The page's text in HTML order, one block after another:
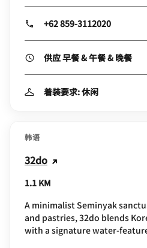
+62 859-3112020
供应 早餐 & 午餐 & 晚餐
着装要求: 休闲
韩语
32do
1.1 KM
A minimalist Seminyak
and pastries, 32do blends
with a signature water-